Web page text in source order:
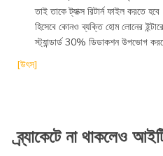
তাই তাকে ট্যাক্স রিটার্ন ফাইল করতে
হিসেবে কোনও ব্যক্তি হোম লোনের
স্ট্যা‌ন্ডার্ড 30% ডিডাকশন উপভোগ
[উৎস]
ব্র্যাকেটে না থাকলেও